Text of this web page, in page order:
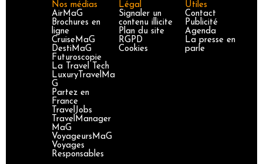
Nos médias
AirMaG
Brochures en
ligne
CruiseMaG
DestiMaG
Futuroscopie
La Travel Tech
LuxuryTravelMa
G
Partez en
France
TravelJobs
TravelManager
MaG
VoyageursMaG
Voyages
Responsables
Légal
Signaler un
contenu illicite
Plan du site
RGPD
Cookies
Utiles
Contact
Publicité
Agenda
La presse en
parle